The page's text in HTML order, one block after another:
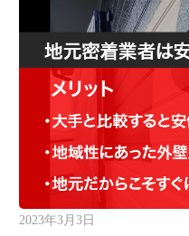
2023年3月3日